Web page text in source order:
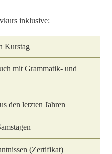
inklusive:
Kurstag
mit Grammatik- und
den letzten Jahren
(Zertifikat)